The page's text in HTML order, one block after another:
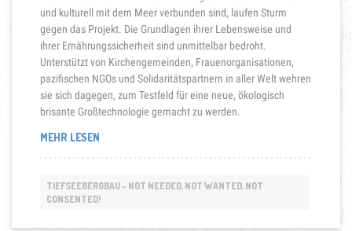
und kulturell mit dem Meer verbunden sind, laufen Sturm
gegen das Projekt. Die Grundlagen ihrer Lebensweise und
ihrer Ernährungssicherheit sind unmittelbar bedroht.
Unterstützt von Kirchengemeinden, Frauenorganisationen,
pazifischen NGOs und Solidaritätspartnern in aller Welt wehren
sie sich dagegen, zum Testfeld für eine neue, ökologisch
brisante Großtechnologie gemacht zu werden.
MEHR LESEN„SOLWARA
DES
WIDERSTANDS
OZEANIEN“
TIEFSEEBERGBAU - NOT NEEDED, NOT WANTED, NOT
CONSENTED!